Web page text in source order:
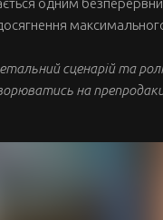
одним
сценарій та
на